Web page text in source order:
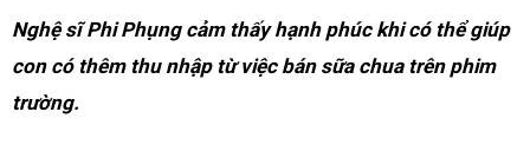
Nghệ sĩ Phi Phụng cảm thấy hạnh phúc khi có thể giúp
con có thêm thu nhập từ việc bán sữa chua trên phim
trường.